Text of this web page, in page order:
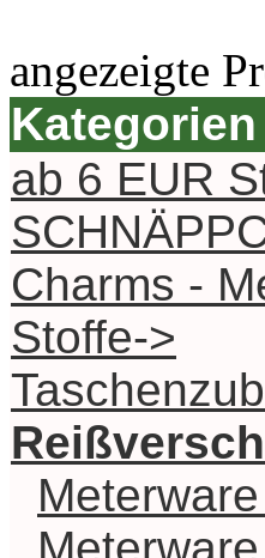
angezeigte
Kategorien
ab 6 EUR
Charms -
Stoffe->